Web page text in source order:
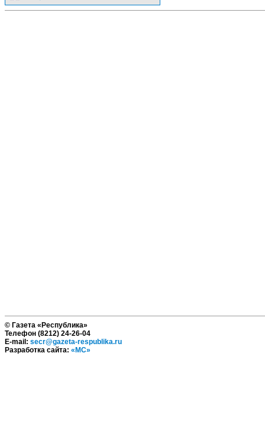
© Газета «Республика»
Телефон (8212) 24-26-04
E-mail: secr@gazeta-respublika.ru
Разработка сайта: «МС»